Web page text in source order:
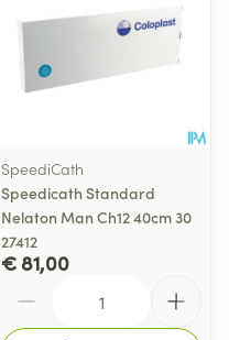
SpeediCath
Speedicath Standard
Nelaton Man Ch12 40cm 30
27412
€ 81,00